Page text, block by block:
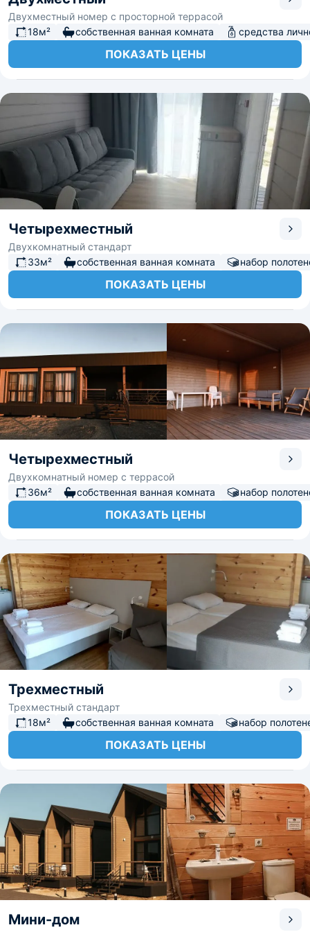
Двухместный номер с просторной террасой
18м²
собственная ванная комната средства
ПОКАЗАТЬ ЦЕНЫ
Четырехместный
Двухкомнатный стандарт
33м²
собственная ванная комната набор
ПОКАЗАТЬ ЦЕНЫ
Четырехместный
Двухкомнатный номер с террасой
36м²
собственная ванная комната набор
ПОКАЗАТЬ ЦЕНЫ
Трехместный
Трехместный стандарт
18м²
собственная ванная комната набор
ПОКАЗАТЬ ЦЕНЫ
Мини-дом